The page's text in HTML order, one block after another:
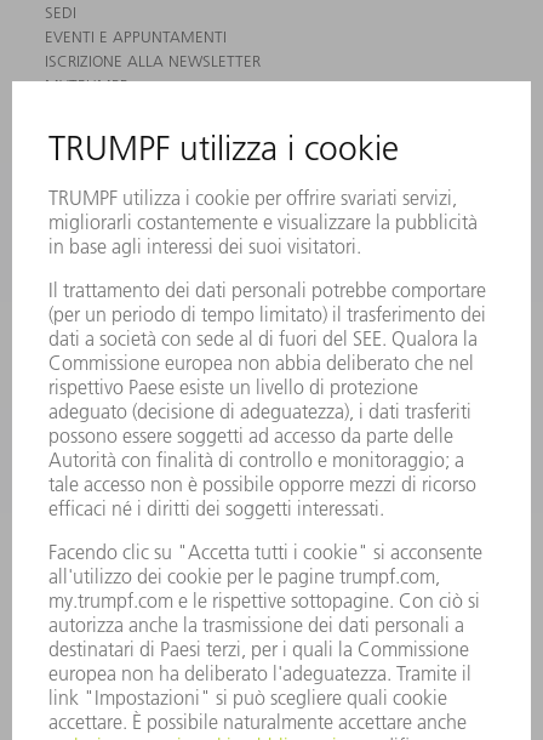
SEDI
EVENTI E APPUNTAMENTI
ISCRIZIONE ALLA NEWSLETTER
MYTRUMPF
PRODOTTI
MACCHINE & SISTEMI
ELETTRONICA DI POTENZA
MACCHINE UTENSILI ELETTRICHE
SMART FACTORY
SOFTWARE
SERVICES
APPLICAZIONI
SETTORI
L'AZIENDA
CARRIERA
OFFERTE DI LAVORO
PROFILO DELL'AZIENDA
PRESIDENZA
RELAZIONE DI BILANCIO
PRINCIPI AZIENDALI
COMPLIANCE
SISTEMA DI WHISTLEBLOWING
SECURITY
COMUNICATI STAMPA
RIVISTE
SOSTENIBILITÀ
CLIMA E AMBIENTE
IMPEGNO SOCIALE E COMUNITARIO